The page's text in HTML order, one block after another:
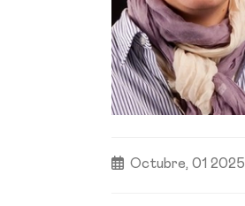
Octubre, 01 2025